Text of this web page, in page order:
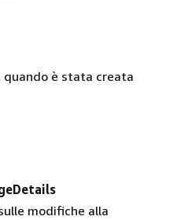
è stata creata
modifiche alla